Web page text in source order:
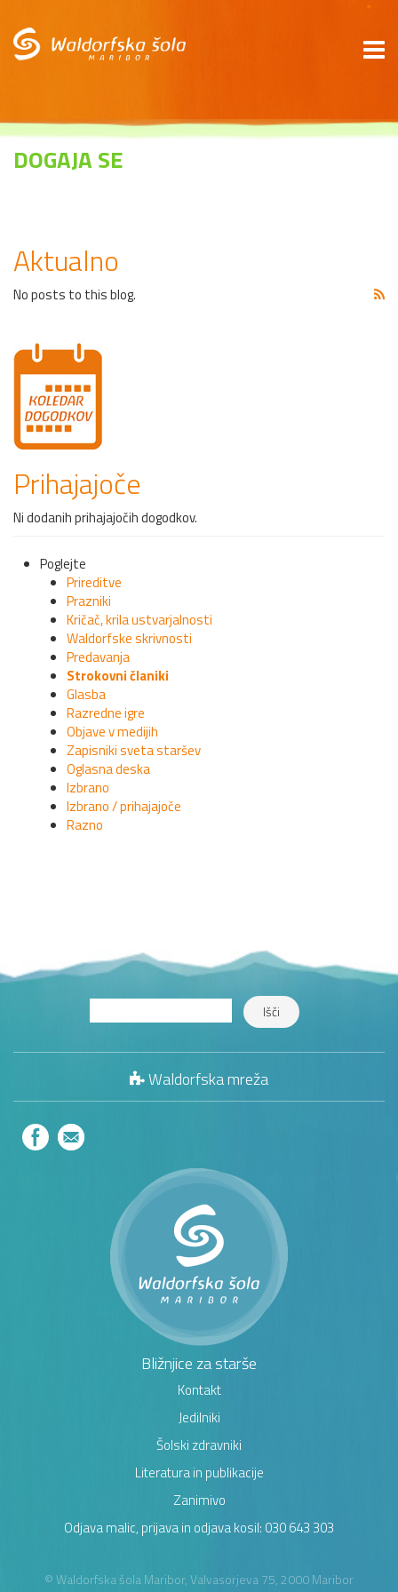
*
DOGAJA SE
Aktualno
No posts to this blog.
Prihajajoče
Ni dodanih prihajajočih dogodkov.
Poglejte
Prireditve
Prazniki
Kričač, krila ustvarjalnosti
Waldorfske skrivnosti
Predavanja
Strokovni članiki
Glasba
Razredne igre
Objave v medijih
Zapisniki sveta staršev
Oglasna deska
Izbrano
Izbrano / prihajajoče
Razno
Waldorfska mreža
Bližnjice za starše
Kontakt
Jedilniki
Šolski zdravniki
Literatura in publikacije
Zanimivo
Odjava malic, prijava in odjava kosil: 030 643 303
© Waldorfska šola Maribor, Valvasorjeva 75, 2000 Maribor